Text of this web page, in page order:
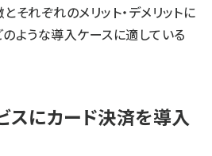
それぞれのメリット・デメリットに
ような導入ケースに適している
スにカード決済を導入